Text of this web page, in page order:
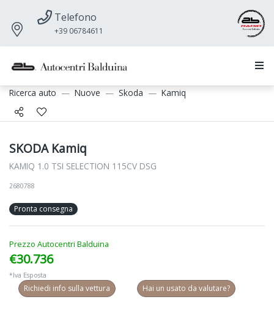
Telefono
+39 06784611
Ricerca auto Nuove Skoda Kamiq
SKODA Kamiq
KAMIQ 1.0 TSI SELECTION 115CV DSG
2680788
Pronta consegna
Prezzo Autocentri Balduina
€30.736
*Iva Esposta
Richiedi info sulla vettura Hai un usato da valutare?